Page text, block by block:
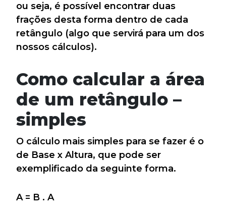
ou seja, é possível encontrar duas
frações desta forma dentro de cada
retângulo (algo que servirá para um dos
nossos cálculos).
Como calcular a área
de um retângulo –
simples
O cálculo mais simples para se fazer é o
de Base x Altura, que pode ser
exemplificado da seguinte forma.
A = B . A